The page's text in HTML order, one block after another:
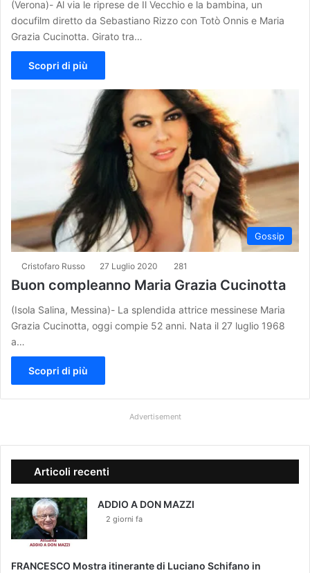
(Verona)- Al via le riprese de Il Vecchio e la bambina, un
docufilm diretto da Sebastiano Rizzo con Totò Onnis e Maria
Grazia Cucinotta. Girato tra…
Scopri di più
Gossip
Cristofaro Russo 27 Luglio 2020 281
Buon compleanno Maria Grazia Cucinotta
(Isola Salina, Messina)- La splendida attrice messinese Maria
Grazia Cucinotta, oggi compie 52 anni. Nata il 27 luglio 1968
a…
Scopri di più
Advertisement
Articoli recenti
ADDIO A DON MAZZI
2 giorni fa
FRANCESCO Mostra itinerante di Luciano Schifano in